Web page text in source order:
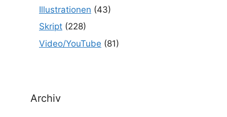
Illustrationen (43)
Skript (228)
Video/YouTube (81)
Archiv